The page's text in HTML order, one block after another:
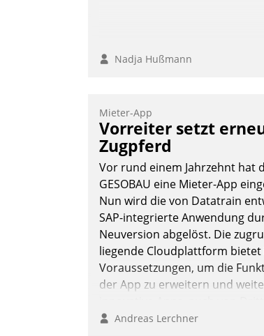
Nadja Hußmann
Mieter-App
Vorreiter setzt
Zugpferd
Vor rund einem Jahrzehnt hat
GESOBAU eine Mieter-App
Nun wird die von Datatrain
SAP-integrierte Anwendung
Neuversion abgelöst. Die
liegende Cloudplattform bietet
Voraussetzungen, um die
der App zu erweitern und
in SAP zu integrieren.
Andreas Lerchner